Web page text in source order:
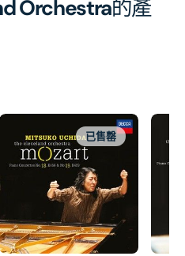
Orchestra的產
已售罄